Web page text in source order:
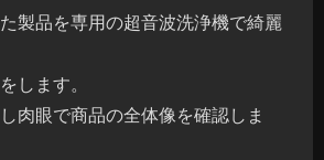
製品を専用の超音波洗浄機で綺麗
します。
肉眼で商品の全体像を確認しま